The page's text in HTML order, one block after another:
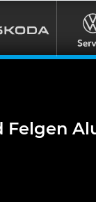
Felgen